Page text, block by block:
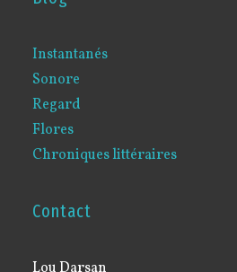
Instantanés
Sonore
Regard
Flores
Chroniques littéraires
Contact